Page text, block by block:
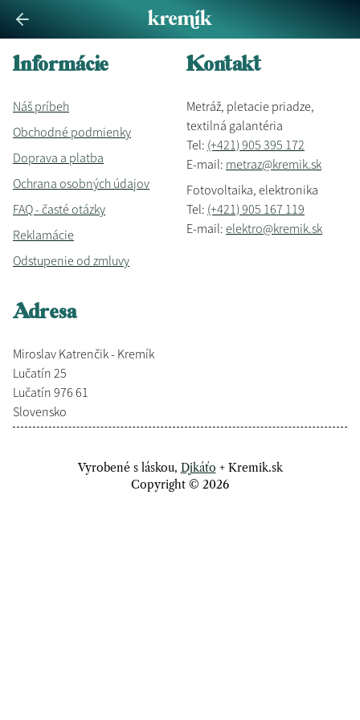
Informácie
Náš príbeh
Obchodné podmienky
Doprava a platba
Ochrana osobných údajov
FAQ - časté otázky
Reklamácie
Odstupenie od zmluvy
Kontakt
Metráž, pletacie priadze,
textilná galantéria
Tel: (+421) 905 395 172
E-mail: metraz@kremik.sk
Fotovoltaika, elektronika
Tel: (+421) 905 167 119
E-mail: elektro@kremik.sk
Adresa
Miroslav Katrenčik - Kremík
Lučatín 25
Lučatín 976 61
Slovensko
Vyrobené s láskou, Djkáťo + Kremik.sk
Copyright © 2026